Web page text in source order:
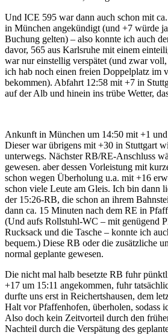
Und ICE 595 war dann auch schon mit
in München angekündigt (und +7 würde
Buchung gelten) – also konnte ich auch
davor, 565 aus Karlsruhe mit einem
war nur einstellig verspätet (und zwar
ich hab noch einen freien Doppelplatz im
bekommen). Abfahrt 12:58 mit +7 in
auf der Alb und hinein ins trübe Wetter,
Ankunft in München um 14:50 mit +1
Dieser war übrigens mit +30 in Stuttgart
unterwegs. Nächster RB/RE-Anschluss
gewesen. aber dessen Vorleistung mit
schon wegen Überholung u.a. mit +16
schon viele Leute am Gleis. Ich bin dann
der 15:26-RB, die schon an ihrem
dann ca. 15 Minuten nach dem RE in
(Und aufs Rollstuhl-WC – mit genügend
Rucksack und die Tasche – konnte ich
bequem.) Diese RB oder die zusätzliche
normal geplante gewesen.
Die nicht mal halb besetzte RB fuhr
+17 um 15:11 angekommen, fuhr
durfte uns erst in Reichertshausen, dem
Halt vor Pfaffenhofen, überholen, sodass
Also doch kein Zeitvorteil durch den
Nachteil durch die Verspätung des